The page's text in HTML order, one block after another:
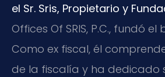
el Sr. Sris, Propietario y
Offices Of SRIS, P.C., fundó el
Como ex fiscal, él
de la fiscalía y ha dedicado